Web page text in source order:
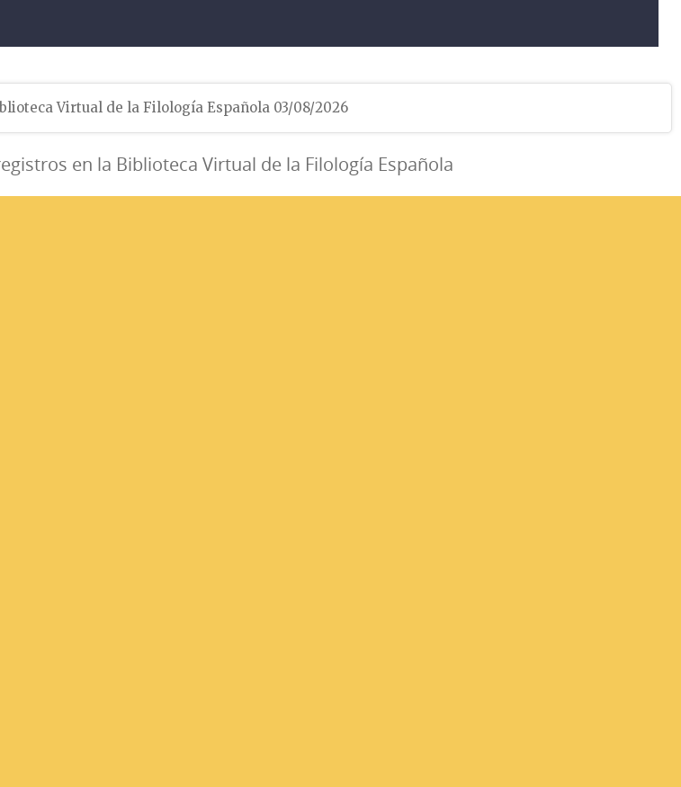
Virtual de la Filología Española 03/08/2026
en la Biblioteca Virtual de la Filología Española